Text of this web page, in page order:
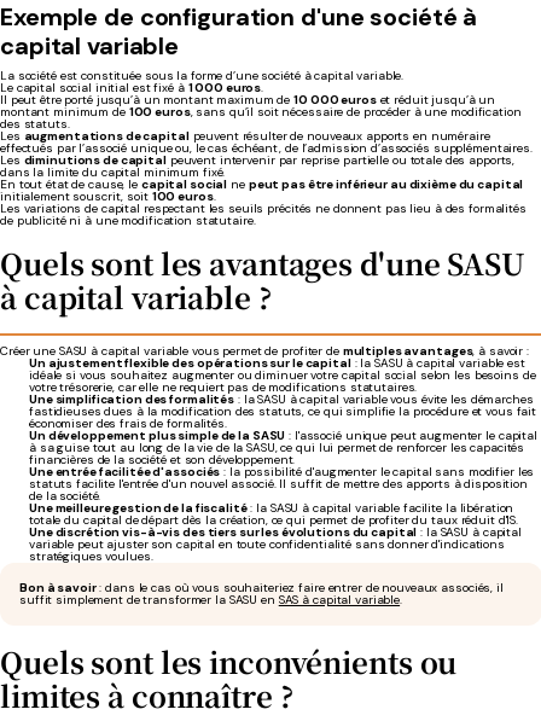
Exemple de configuration d'une société à
capital variable
La société est constituée sous la forme d’une société à capital variable.
Le capital social initial est fixé à 1 000 euros.
Il peut être porté jusqu’à un montant maximum de10 000 euroset réduit jusqu’à un
montant minimum de 100 euros, sans qu’il soit nécessaire de procéder à une modification
des statuts.
Les augmentations de capitalpeuvent résulter de nouveaux apports en numéraire
effectués par l’associé unique ou, le cas échéant, de l’admission d’associés supplémentaires.
Les diminutions de capitalpeuvent intervenir par reprise partielle ou totale des apports,
dans la limite du capital minimum fixé.
En tout état de cause, le capital social ne peut pas être inférieur au dixième du capital
initialement souscrit, soit 100 euros.
Les variations de capital respectant les seuils précités ne donnent pas lieu à des formalités
de publicité ni à une modification statutaire.
Quels sont les avantages d'une SASU
à capital variable ?
Créer une SASU à capital variable vous permet de profiter de multiples avantages, à savoir :
Un ajustement flexible des opérations sur le capital: la SASU à capital variable est
idéale si vous souhaitez augmenter ou diminuer votre capital social selon les besoins de
votre trésorerie, car elle ne requiert pas de modifications statutaires.
Une simplification des formalités : la SASU à capital variable vous évite les démarches
fastidieuses dues à la modification des statuts, ce qui simplifie la procédure et vous fait
économiser des frais de formalités.
Un développement plus simple de la SASU : l'associé unique peut augmenter le capital
à sa guise tout au long de la vie de la SASU, ce qui lui permet de renforcer les capacités
financières de la société et son développement.
Une entrée facilitée d'associés : la possibilité d'augmenter le capital sans modifier les
statuts facilite l'entrée d'un nouvel associé. Il suffit de mettre des apports à disposition
de la société.
Une meilleure gestion de la fiscalité: la SASU à capital variable facilite la libération
totale du capital de départ dès la création, ce qui permet de profiter du taux réduit d'IS.
Une discrétion vis-à-vis des tiers sur les évolutions du capital : la SASU à capital
variable peut ajuster son capital en toute confidentialité sans donner d'indications
stratégiques voulues.
Bon à savoir: dans le cas où vous souhaiteriez faire entrer de nouveaux associés, il
suffit simplement de transformer la SASU en SAS à capital variable.
Quels sont les inconvénients ou
limites à connaître ?